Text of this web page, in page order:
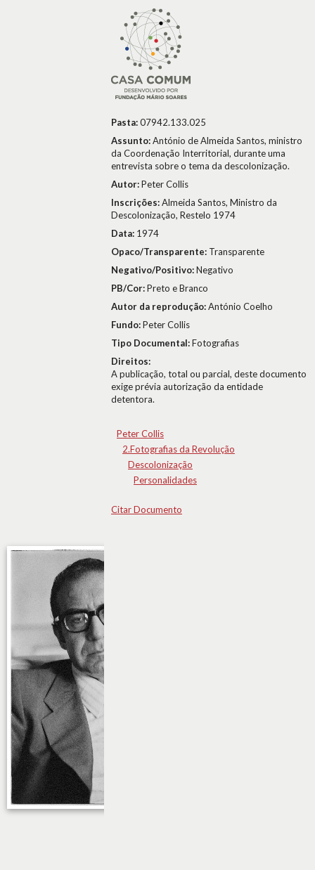
Pasta:07942.133.025
Assunto:António de Almeida Santos, ministro
da Coordenação Interritorial, durante uma
entrevista sobre o tema da descolonização.
Autor:Peter Collis
Inscrições:Almeida Santos, Ministro da
Descolonização, Restelo 1974
Data: 1974
Opaco/Transparente: Transparente
Negativo/Positivo:Negativo
PB/Cor:Preto e Branco
Autor da reprodução:António Coelho
Fundo:Peter Collis
Tipo Documental:Fotografias
Direitos:
A publicação, total ou parcial, deste documento
exige prévia autorização da entidade
detentora.
Peter Collis
2.Fotografias da Revolução
Descolonização
Personalidades
Citar Documento